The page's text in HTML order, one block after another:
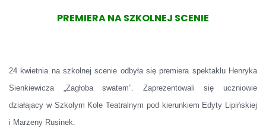
PREMIERA NA SZKOLNEJ SCENIE
24 kwietnia na szkolnej scenie odbyła się premiera spektaklu Henryka
Sienkiewicza „Zagłoba swatem”. Zaprezentowali się uczniowie
działajacy w Szkolym Kole Teatralnym pod kierunkiem Edyty Lipińskiej
i Marzeny Rusinek.